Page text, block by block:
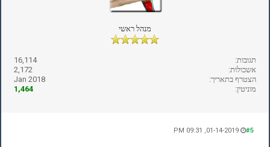
מנהל ראשי
תגובות:
16,114
אשכולות:
2,172
הצטרף בתאריך:
Jan 2018
מוניטין:
1,464
#5